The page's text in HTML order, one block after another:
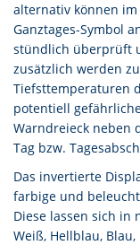
alternativ können im
Ganztages-Symbol
stündlich überprüft
zusätzlich werden
Tiefsttemperaturen
potentiell
Warndreieck neben
Tag bzw.
Das invertierte
farbige und
Diese lassen sich in
Weiß, Hellblau, Blau,